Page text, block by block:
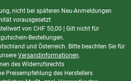
nicht bei späteren Neu-Anmeldungen
vorausgesetzt
von CHF50,00 | Gilt nicht für
Bestellungen.
und Österreich. Bitte beachten Sie für
Versandinformationen.
des Widerrufsrechts
Preisempfehlung des Herstellers